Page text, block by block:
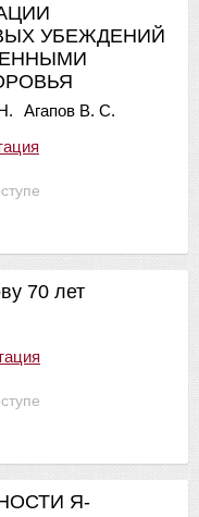
УБЕЖДЕНИЙ
Агапов В. С.
70 лет
Я-